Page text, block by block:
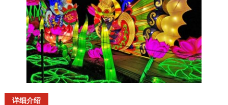
详细介绍